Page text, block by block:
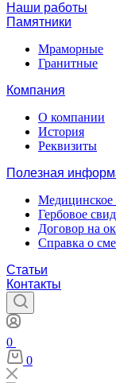
Наши работы
Памятники
Мраморные
Гранитные
Компания
О компании
История
Реквизиты
Полезная
Медицинское
Гербовое
Договор на
Справка о
Статьи
Контакты
0
0